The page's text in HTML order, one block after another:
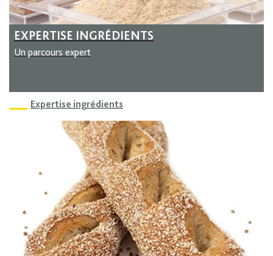
EXPERTISE INGRÉDIENTS
Un parcours expert
Expertise ingrédients